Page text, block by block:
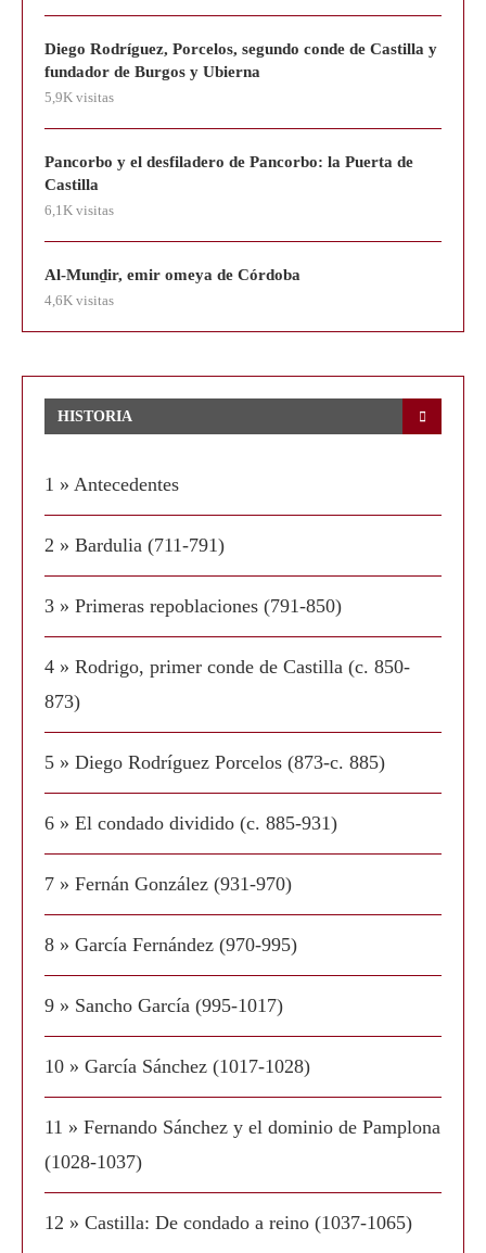
Diego Rodríguez, Porcelos, segundo conde de Castilla y
fundador de Burgos y Ubierna
5,9K visitas
Pancorbo y el desfiladero de Pancorbo: la Puerta de
Castilla
6,1K visitas
Al-Munḏir, emir omeya de Córdoba
4,6K visitas
HISTORIA
1 » Antecedentes
2 » Bardulia (711-791)
3 » Primeras repoblaciones (791-850)
4 » Rodrigo, primer conde de Castilla (c. 850-
873)
5 » Diego Rodríguez Porcelos (873-c. 885)
6 » El condado dividido (c. 885-931)
7 » Fernán González (931-970)
8 » García Fernández (970-995)
9 » Sancho García (995-1017)
10 » García Sánchez (1017-1028)
11 » Fernando Sánchez y el dominio de Pamplona
(1028-1037)
12 » Castilla: De condado a reino (1037-1065)